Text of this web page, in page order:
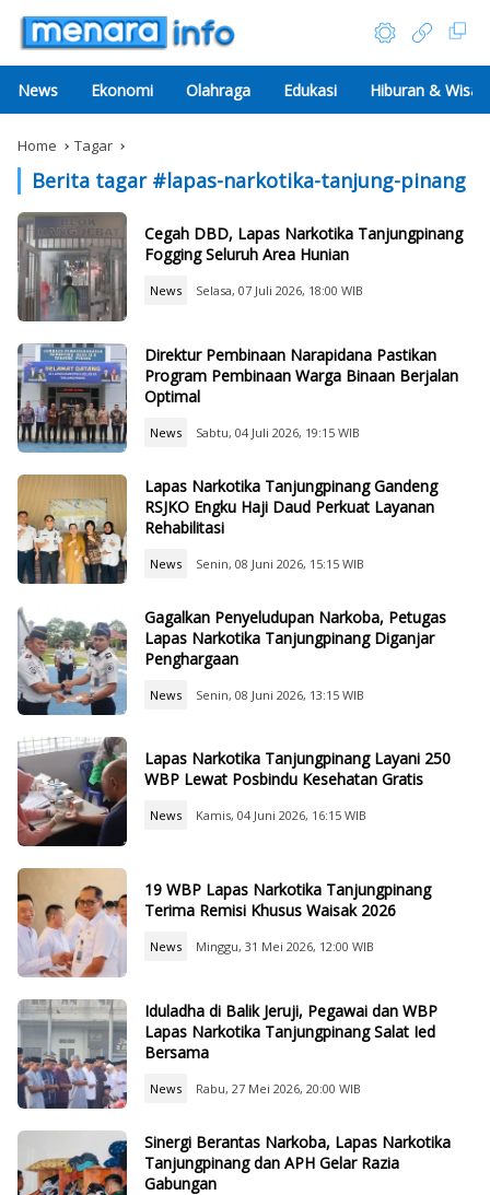
News Ekonomi Olahraga Edukasi Hiburan &
Home Tagar
Berita tagar #lapas-narkotika-tanjung-pinang
Cegah DBD, Lapas Narkotika Tanjungpinang
Fogging Seluruh Area Hunian
News Selasa, 07 Juli 2026, 18:00 WIB
Direktur Pembinaan Narapidana Pastikan
Program Pembinaan Warga Binaan Berjalan
Optimal
News Sabtu, 04 Juli 2026, 19:15 WIB
Lapas Narkotika Tanjungpinang Gandeng
RSJKO Engku Haji Daud Perkuat Layanan
Rehabilitasi
News Senin, 08 Juni 2026, 15:15 WIB
Gagalkan Penyeludupan Narkoba, Petugas
Lapas Narkotika Tanjungpinang Diganjar
Penghargaan
News Senin, 08 Juni 2026, 13:15 WIB
Lapas Narkotika Tanjungpinang Layani 250
WBP Lewat Posbindu Kesehatan Gratis
News Kamis, 04 Juni 2026, 16:15 WIB
19 WBP Lapas Narkotika Tanjungpinang
Terima Remisi Khusus Waisak 2026
News Minggu, 31 Mei 2026, 12:00 WIB
Iduladha di Balik Jeruji, Pegawai dan WBP
Lapas Narkotika Tanjungpinang Salat Ied
Bersama
News Rabu, 27 Mei 2026, 20:00 WIB
Sinergi Berantas Narkoba, Lapas Narkotika
Tanjungpinang dan APH Gelar Razia
Gabungan